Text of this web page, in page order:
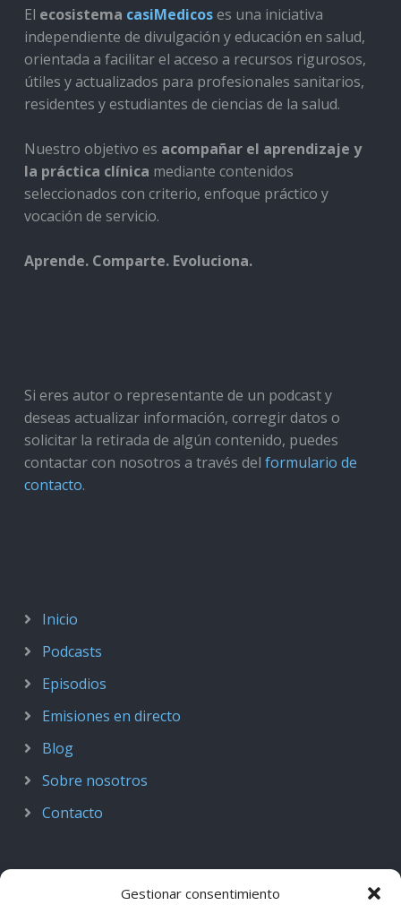
Gestionar consentimiento
El ecosistema casiMedicoses una iniciativa
independiente de divulgación y educación en salud,
orientada a facilitar el acceso a recursos rigurosos,
útiles y actualizados para profesionales sanitarios,
residentes y estudiantes de ciencias de la salud.
Nuestro objetivo es acompañar el aprendizaje y
la práctica clínica mediante contenidos
seleccionados con criterio, enfoque práctico y
vocación de servicio.
Aprende. Comparte. Evoluciona.
Si eres autor o representante de un podcast y
deseas actualizar información, corregir datos o
solicitar la retirada de algún contenido, puedes
contactar con nosotros a través del formulario de
contacto.
Inicio
Podcasts
Episodios
Emisiones en directo
Blog
Sobre nosotros
Contacto